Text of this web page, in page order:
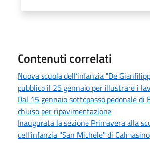
Contenuti correlati
Nuova scuola dell’infanzia "De
pubblico il 25 gennaio per illustrare i
Dal 15 gennaio sottopasso pedonale di
chiuso per ripavimentazione
Inaugurata la sezione Primavera alla
dell'infanzia "San Michele" di Calmasino